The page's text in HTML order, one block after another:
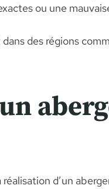
ou une
des régions
d’un